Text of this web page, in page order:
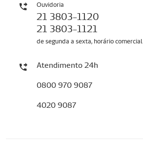
Ouvidoria
21 3803-1120
21 3803-1121
de segunda a sexta, horário comercial
Atendimento 24h
0800 970 9087
4020 9087